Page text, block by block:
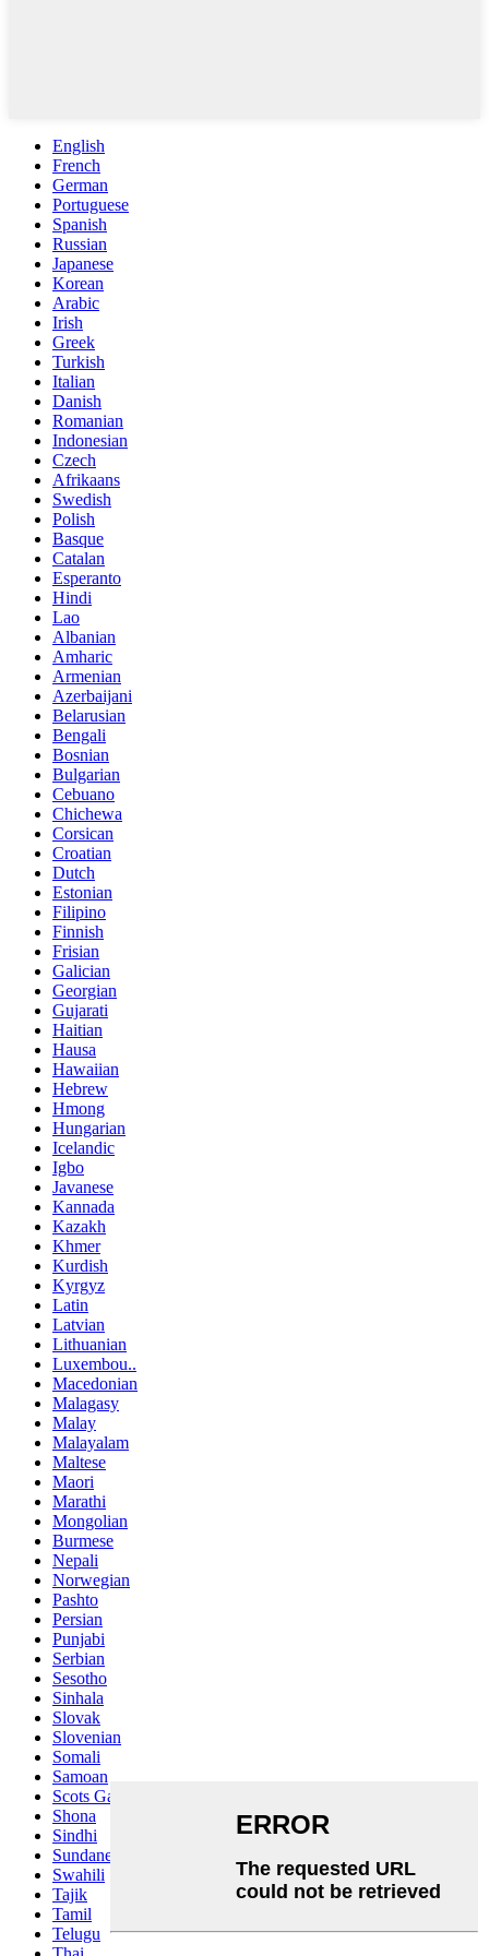
English
French
German
Portuguese
Spanish
Russian
Japanese
Korean
Arabic
Irish
Greek
Turkish
Italian
Danish
Romanian
Indonesian
Czech
Afrikaans
Swedish
Polish
Basque
Catalan
Esperanto
Hindi
Lao
Albanian
Amharic
Armenian
Azerbaijani
Belarusian
Bengali
Bosnian
Bulgarian
Cebuano
Chichewa
Corsican
Croatian
Dutch
Estonian
Filipino
Finnish
Frisian
Galician
Georgian
Gujarati
Haitian
Hausa
Hawaiian
Hebrew
Hmong
Hungarian
Icelandic
Igbo
Javanese
Kannada
Kazakh
Khmer
Kurdish
Kyrgyz
Latin
Latvian
Lithuanian
Luxembou..
Macedonian
Malagasy
Malay
Malayalam
Maltese
Maori
Marathi
Mongolian
Burmese
Nepali
Norwegian
Pashto
Persian
Punjabi
Serbian
Sesotho
Sinhala
Slovak
Slovenian
Somali
Samoan
Scots Gaelic
Shona
Sindhi
Sundanese
Swahili
Tajik
Tamil
Telugu